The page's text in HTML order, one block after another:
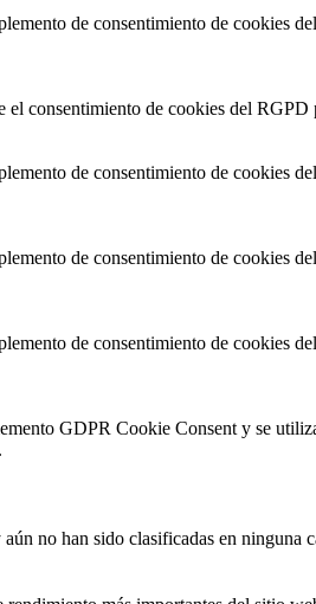
de consentimiento de cookies
el consentimiento de cookies del
de consentimiento de cookies
de consentimiento de cookies
de consentimiento de cookies
GDPR Cookie Consent y se
no han sido clasificadas en ninguna